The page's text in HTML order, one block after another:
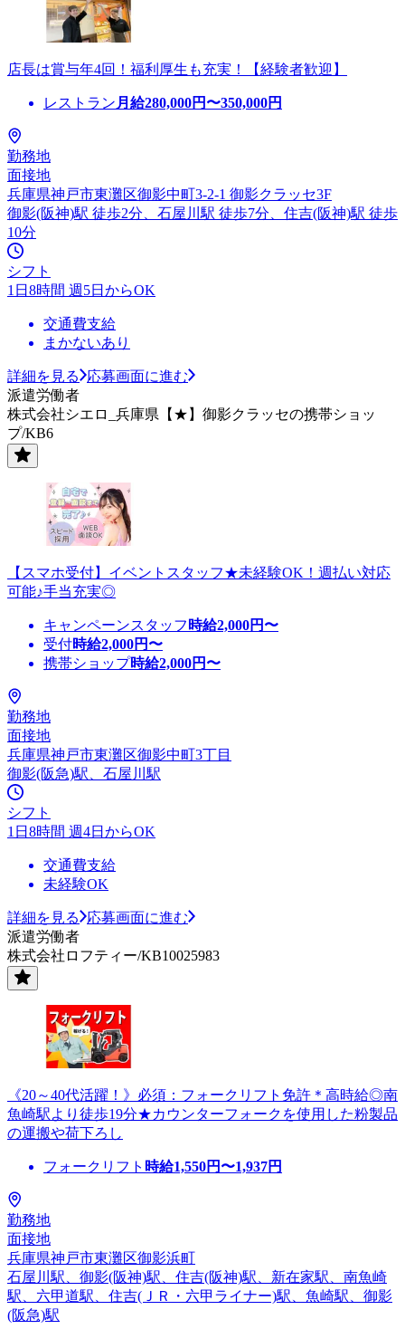
店長は賞与年4回！福利厚生も充実！【経験者歓迎】
レストラン 月給280,000円〜350,000円
勤務地
面接地
兵庫県神戸市東灘区御影中町3-2-1 御影クラッセ3F
御影(阪神)駅 徒歩2分、石屋川駅 徒歩7分、住吉(阪神)駅 徒歩
10分
シフト
1日8時間 週5日からOK
交通費支給
まかないあり
詳細を見る
応募画面に進む
派遣労働者
株式会社シエロ_兵庫県【★】御影クラッセの携帯ショッ
プ/KB6
【スマホ受付】イベントスタッフ★未経験OK！週払い対応
可能♪手当充実◎
キャンペーンスタッフ 時給2,000円〜
受付時給2,000円〜
携帯ショップ時給2,000円〜
勤務地
面接地
兵庫県神戸市東灘区御影中町3丁目
御影(阪急)駅、石屋川駅
シフト
1日8時間 週4日からOK
交通費支給
未経験OK
詳細を見る
応募画面に進む
派遣労働者
株式会社ロフティー/KB10025983
《20～40代活躍！》必須：フォークリフト免許＊高時給◎南
魚崎駅より徒歩19分★カウンターフォークを使用した粉製品
の運搬や荷下ろし
フォークリフト 時給1,550円〜1,937円
勤務地
面接地
兵庫県神戸市東灘区御影浜町
石屋川駅、御影(阪神)駅、住吉(阪神)駅、新在家駅、南魚崎
駅、六甲道駅、住吉(ＪＲ・六甲ライナー)駅、魚崎駅、御影
(阪急)駅